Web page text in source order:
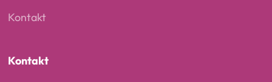
Kontakt
Kontakt